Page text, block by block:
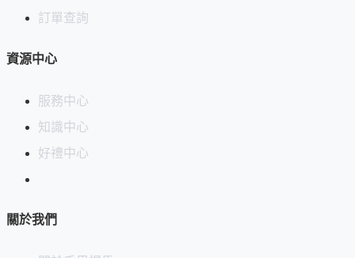
訂單查詢
資源中心
服務中心
知識中心
好禮中心
關於我們